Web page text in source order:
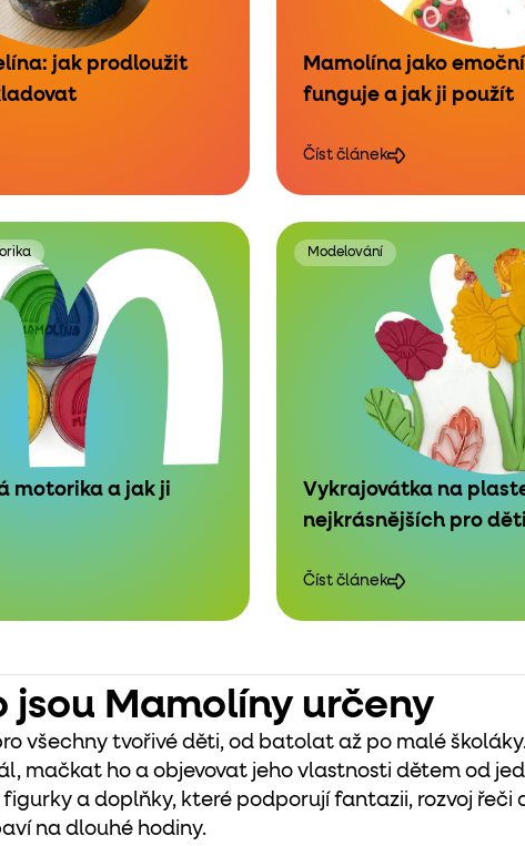
jak prodloužit
Mamolína jako
funguje a jak ji použít
Číst článek
motorika a jak ji
Modelování
Vykrajovátka na
nejkrásnějších pro děti
Číst článek
jsou Mamolíny určeny
všechny tvořivé děti, od batolat až po malé
mačkat ho a objevovat jeho vlastnosti dětem od
figurky a doplňky, které podporují fantazii, rozvoj
na dlouhé hodiny.